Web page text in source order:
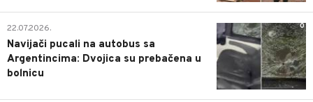
0
22.07.2026.
Navijači pucali na autobus sa
Argentincima: Dvojica su prebačena u
bolnicu